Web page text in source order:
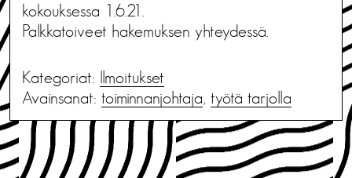
kokouksessa 1.6.21.
Palkkatoiveet hakemuksen yhteydessä.
Kategoriat: Ilmoitukset
Avainsanat: toiminnanjohtaja, työtä tarjolla